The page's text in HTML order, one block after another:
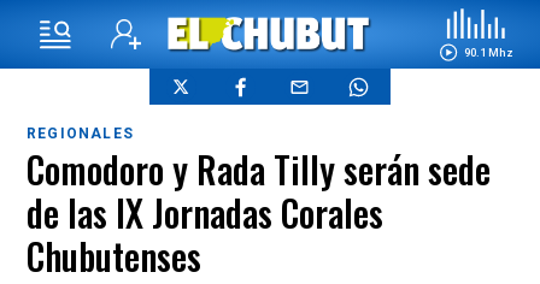
90.1 Mhz
REGIONALES
Comodoro y Rada Tilly serán sede
de las IX Jornadas Corales
Chubutenses